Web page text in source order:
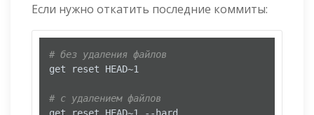
Если нужно откатить последние коммиты:
# без удаления файлов
get reset HEAD~1
# с удалением файлов